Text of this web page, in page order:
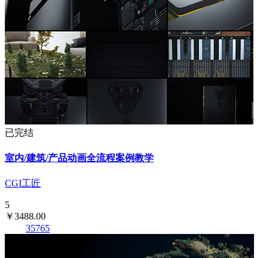
已完结
室内/建筑/产品动画全流程案例教学
CGI工匠
5
￥3488.00
35765